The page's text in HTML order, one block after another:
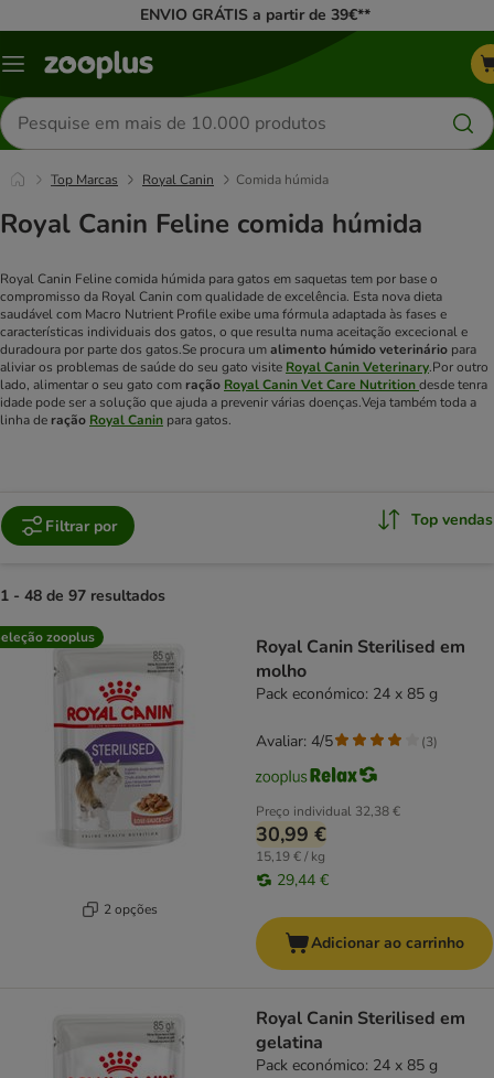
ENVIO GRÁTIS a partir de 39€**
Menu
Pesquisar
produtos
Top Marcas Royal Canin Comida húmida
Royal Canin Feline comida húmida
Royal Canin Feline comida húmida para gatos em saquetas tem por base o
compromisso da Royal Canin com qualidade de excelência. Esta nova dieta
saudável com Macro Nutrient Profile exibe uma fórmula adaptada às fases e
características individuais dos gatos, o que resulta numa aceitação excecional e
duradoura por parte dos gatos.Se procura umalimento húmido veterinário para
aliviar os problemas de saúde do seu gato visite Royal Canin Veterinary.Por outro
lado, alimentar o seu gato com ração Royal Canin Vet Care Nutritiondesde tenra
idade pode ser a solução que ajuda a prevenir várias doenças.Veja também toda a
linha de ração Royal Canin para gatos.
Filtrar por Top vendas
1 - 48 de 97 resultados
product items have been changed
zooplus
2 opções
Royal Canin Sterilised em
molho
Pack económico: 24 x 85 g
Preço individual 32,38 €
30,99 €
15,19 € / kg
29,44 €
Avaliar: 4/5 (3)
Adicionar ao carrinho
Royal Canin Sterilised em
gelatina
Pack económico: 24 x 85 g